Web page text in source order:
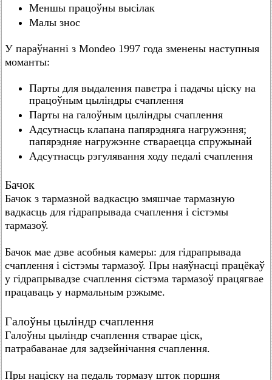
Меншы працоўны высілак
Малы знос
У параўнанні з Mondeo 1997 года зменены наступныя
моманты:
Парты для выдалення паветра і падачы ціску на
працоўным цыліндры счаплення
Парты на галоўным цыліндры счаплення
Адсутнасць клапана папярэдняга нагружэння;
папярэдняе нагружэнне ствараецца спружынай
Адсутнасць рэгулявання ходу педалі счаплення
Бачок
Бачок з тармазной вадкасцю змяшчае тармазную
вадкасць для гідрапрывада счаплення і сістэмы
тармазоў.
Бачок мае дзве асобныя камеры: для гідрапрывада
счаплення і сістэмы тармазоў. Пры наяўнасці працёкаў
у гідрапрывадзе счаплення сістэма тармазоў працягвае
працаваць у нармальным рэжыме.
Галоўны цыліндр счаплення
Галоўны цыліндр счаплення стварае ціск,
патрабаванае для задзейнічання счаплення.
Пры націску на педаль тормазу шток поршня